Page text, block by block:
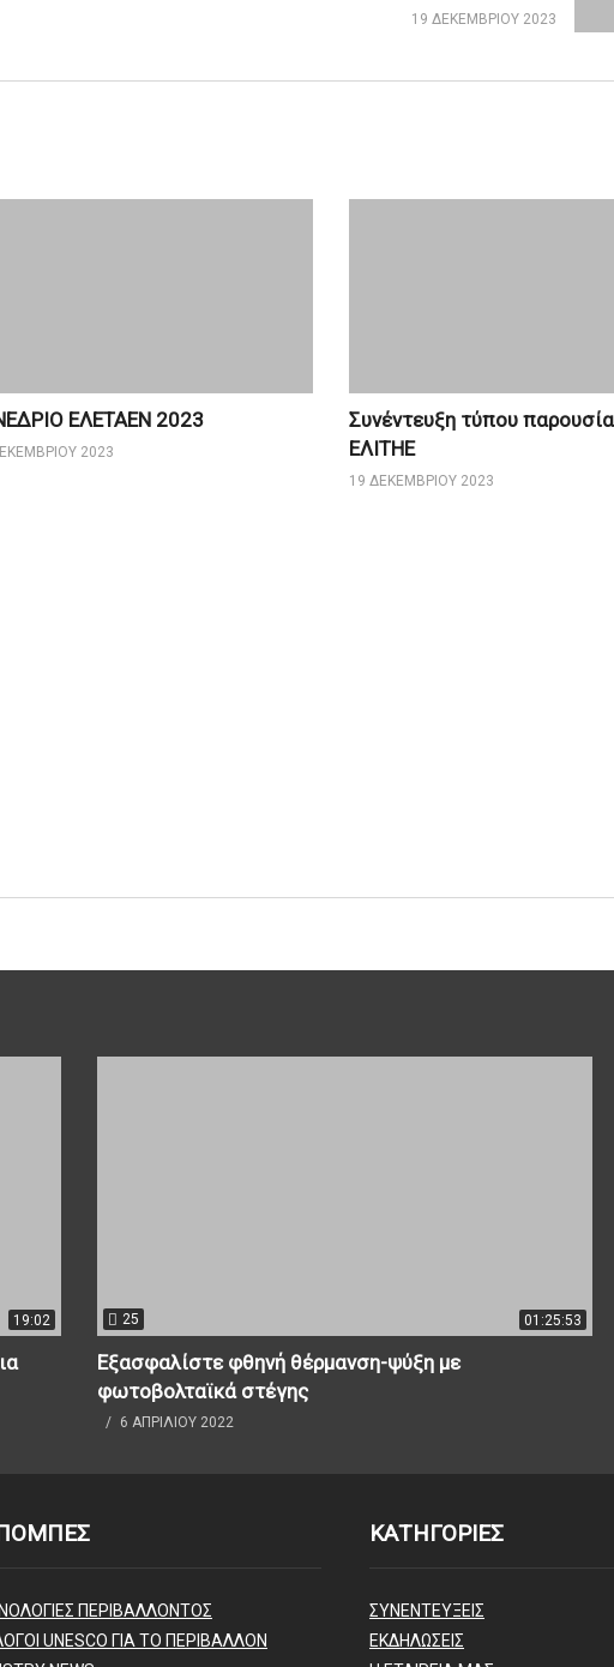
19 ΔΕΚΕΜΒΡΊΟΥ 2023
ΕΛΕΤΑΕΝ 2023
2023
Συνέντευξη τύπου
ΕΛΙΤΗΕ
19 ΔΕΚΕΜΒΡΊΟΥ 2023
19:02 25 01:25:53
Εξασφαλίστε φθηνή θέρμανση-ψύξη με
φωτοβολταϊκά στέγης
6 ΑΠΡΙΛΊΟΥ 2022
ΠΕΡΙΒΑΛΛΟΝΤΟΣ
UNESCO ΓΙΑ ΤΟ ΠΕΡΙΒΑΛΛΟΝ
ΚΑΤΗΓΟΡΙΕΣ
ΣΥΝΕΝΤΕΥΞΕΙΣ
ΕΚΔΗΛΩΣΕΙΣ